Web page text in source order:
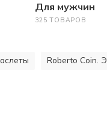
Для мужчин
325 ТОВАРОВ
Roberto Coin.